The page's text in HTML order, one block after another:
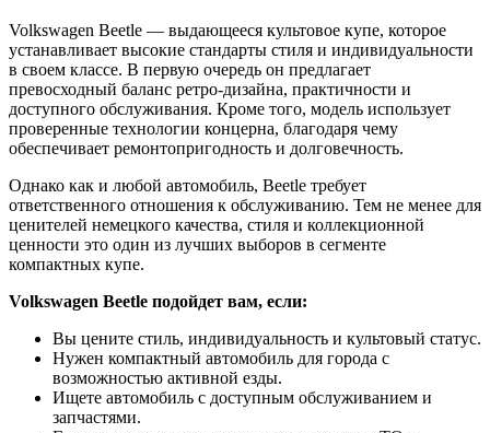
Volkswagen Beetle — выдающееся культовое купе, которое
устанавливает высокие стандарты стиля и индивидуальности
в своем классе. В первую очередь он предлагает
превосходный баланс ретро-дизайна, практичности и
доступного обслуживания. Кроме того, модель использует
проверенные технологии концерна, благодаря чему
обеспечивает ремонтопригодность и долговечность.
Однако как и любой автомобиль, Beetle требует
ответственного отношения к обслуживанию. Тем не менее для
ценителей немецкого качества, стиля и коллекционной
ценности это один из лучших выборов в сегменте
компактных купе.
Volkswagen Beetle подойдет вам, если:
Вы цените стиль, индивидуальность и культовый статус.
Нужен компактный автомобиль для города с
возможностью активной езды.
Ищете автомобиль с доступным обслуживанием и
запчастями.